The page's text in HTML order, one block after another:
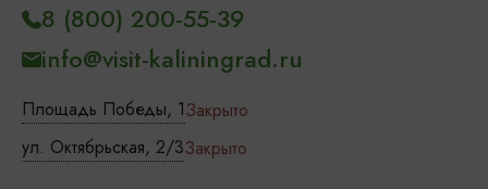
Площадь Победы, 1Закрыто
ул. Октябрьская, 2/3Закрыто
8 (800) 200-55-39
info@visit-kaliningrad.ru